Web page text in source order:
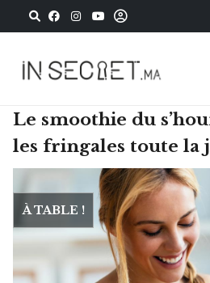
Le smoothie du
les fringales toute la
À TABLE !